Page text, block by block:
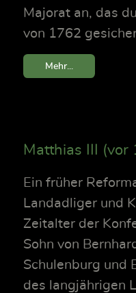
Majorat an, das
von 1762
Mehr...
Matthias III (vor
Ein früher
Landadliger und
Zeitalter der
Sohn von
Schulenburg und
des langjährigen